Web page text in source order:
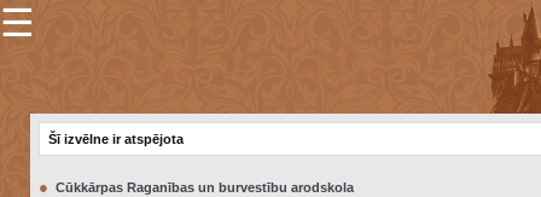
×
☰
Šī izvēlne ir atspējota
● Cūkkārpas Raganības un burvestību arodskola